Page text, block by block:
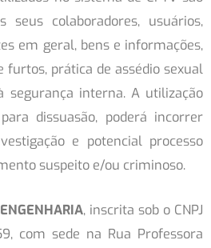
seus colaboradores, usuários,
em geral, bens e informações,
furtos, prática de assédio sexual
segurança interna. A utilização
dissuasão, poderá incorrer
e potencial processo
suspeito e/ou criminoso.
, inscrita sob o CNPJ
com sede na Rua Professora